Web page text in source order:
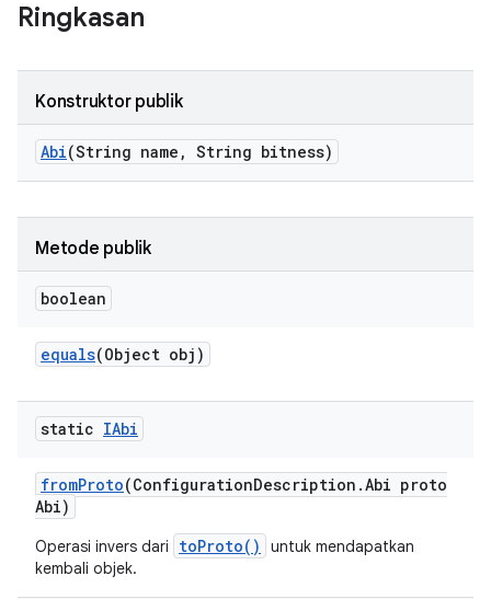
Ringkasan
Konstruktor publik
Abi(String name , String bitness)
Metode publik
boolean
equals(Object obj)
static IAbi
fromProto(ConfigurationDescription .Abi proto
Abi)
Operasi invers dari toProto()
untuk mendapatkan
kembali objek.